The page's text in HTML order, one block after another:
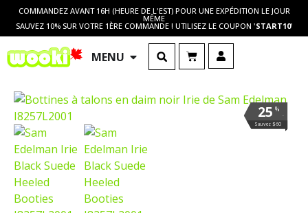
COMMANDEZ AVANT 16H (HEURE DE L'EST) POUR UNE EXPÉDITION LE JOUR
MÊME
SAUVEZ 10% SUR VOTRE 1ÈRE COMMANDE ! UTILISEZ LE COUPON 'START10'
MENU
%
.
25
Sauvez $60